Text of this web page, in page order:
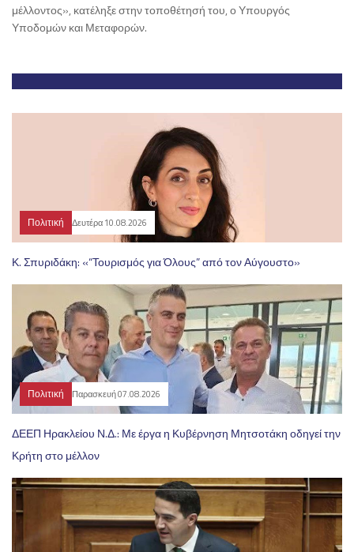
μέλλοντος», κατέληξε στην τοποθέτησή του, ο Υπουργός
Υποδομών και Μεταφορών.
Πολιτική Δευτέρα 10.08.2026
Κ. Σπυριδάκη: «“Τουρισμός για Όλους” από τον Αύγουστο»
Πολιτική Παρασκευή 07.08.2026
ΔΕΕΠ Ηρακλείου Ν.Δ.: Με έργα η Κυβέρνηση Μητσοτάκη οδηγεί την
Κρήτη στο μέλλον